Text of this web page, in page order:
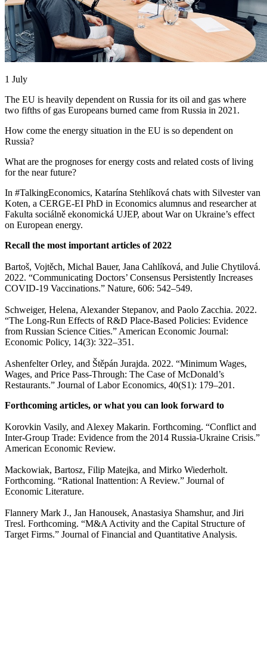
1 July
The EU is heavily dependent on Russia for its oil and gas where
two fifths of gas Europeans burned came from Russia in 2021.
How come the energy situation in the EU is so dependent on
Russia?
What are the prognoses for energy costs and related costs of living
for the near future?
In #TalkingEconomics, Katarína Stehlíková chats with Silvester van
Koten, a CERGE-EI PhD in Economics alumnus and researcher at
Fakulta sociálně ekonomická UJEP, about War on Ukraine’s effect
on European energy.
Recall the most important articles of 2022
Bartoš, Vojtěch, Michal Bauer, Jana Cahlíková, and Julie Chytilová.
2022. “Communicating Doctors’ Consensus Persistently Increases
COVID-19 Vaccinations.” Nature, 606: 542–549.
Schweiger, Helena, Alexander Stepanov, and Paolo Zacchia. 2022.
“The Long-Run Effects of R&D Place-Based Policies: Evidence
from Russian Science Cities.” American Economic Journal:
Economic Policy, 14(3): 322–351.
Ashenfelter Orley, and Štěpán Jurajda. 2022. “Minimum Wages,
Wages, and Price Pass-Through: The Case of McDonald’s
Restaurants.” Journal of Labor Economics, 40(S1): 179–201.
Forthcoming articles, or what you can look forward to
Korovkin Vasily, and Alexey Makarin. Forthcoming. “Conflict and
Inter-Group Trade: Evidence from the 2014 Russia-Ukraine Crisis.”
American Economic Review.
Mackowiak, Bartosz, Filip Matejka, and Mirko Wiederholt.
Forthcoming. “Rational Inattention: A Review.” Journal of
Economic Literature.
Flannery Mark J., Jan Hanousek, Anastasiya Shamshur, and Jiri
Tresl. Forthcoming. “M&A Activity and the Capital Structure of
Target Firms.” Journal of Financial and Quantitative Analysis.